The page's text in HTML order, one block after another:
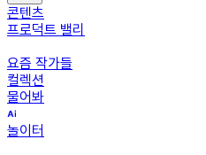
콘텐츠
프로덕트 밸리
요즘 작가들
컬렉션
물어봐
놀이터